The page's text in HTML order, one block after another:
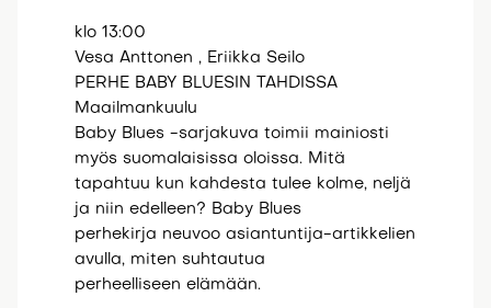
klo 13:00
Vesa Anttonen , Eriikka Seilo
PERHE BABY BLUESIN TAHDISSA
Maailmankuulu
Baby Blues -sarjakuva toimii mainiosti
myös suomalaisissa oloissa. Mitä
tapahtuu kun kahdesta tulee kolme, neljä
ja niin edelleen? Baby Blues
perhekirja neuvoo asiantuntija-artikkelien
avulla, miten suhtautua
perheelliseen elämään.